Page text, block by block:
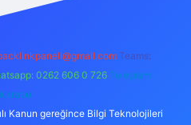
Teams:
0262 606 0 726 Telegram:
Kanun gereğince Bilgi Teknolojileri